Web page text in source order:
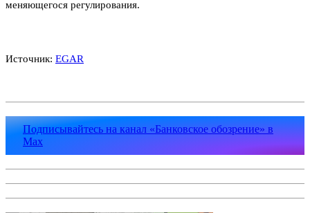
меняющегося регулирования.
Источник: EGAR
Подписывайтесь на канал «Банковское обозрение» в
Max